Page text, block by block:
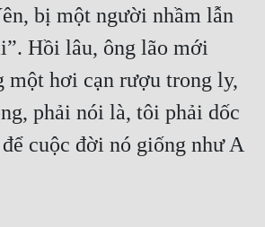
bị một người nhầm lẫn
Hồi lâu, ông lão mới
một hơi cạn rượu trong ly,
phải nói là, tôi phải dốc
cuộc đời nó giống như A